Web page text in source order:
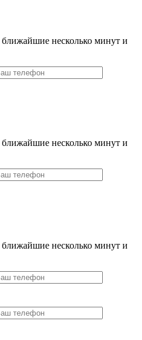
несколько минут и
несколько минут и
несколько минут и